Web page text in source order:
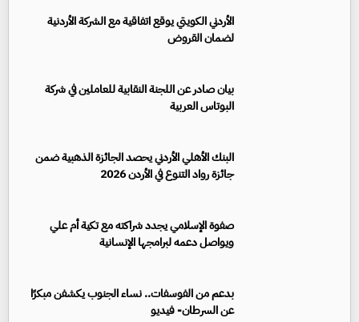
الأردني الكويتي يوقع اتفاقية مع الشركة الأردنية
لضمان القروض
بيان صادر عن اللجنة النقابية للعاملين في شركة
البوتاس العربية
البنك الأهلي الأردني يحصد الجائزة الذهبية ضمن
جائزة رواد التنوع في الأردن 2026
صفوة الإسلامي يجدد شراكته مع تكية أم علي
ويواصل دعمه لبرامجها الإنسانية
بدعم من الفوسفات.. نساء الجنوب يكشفن مبكرًا
عن السرطان- فيديو